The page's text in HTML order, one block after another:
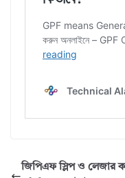
জিপিএফ স্লিপ ও লেজার